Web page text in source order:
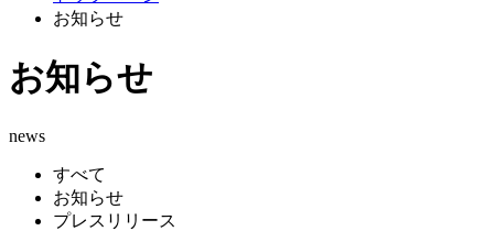
お知らせ
お知らせ
news
すべて
お知らせ
プレスリリース